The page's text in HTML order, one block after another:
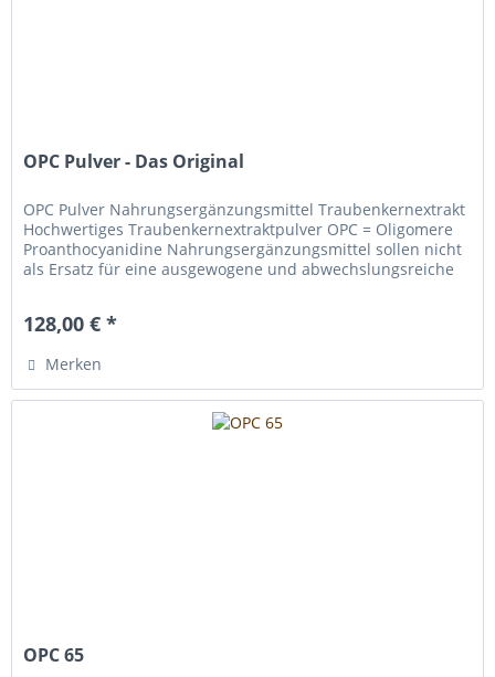
OPC Pulver - Das Original
OPC Pulver Nahrungsergänzungsmittel Traubenkernextrakt
Hochwertiges Traubenkernextraktpulver OPC = Oligomere
Proanthocyanidine Nahrungsergänzungsmittel sollen nicht
als Ersatz für eine ausgewogene und abwechslungsreiche
128,00 € *
Merken
OPC 65